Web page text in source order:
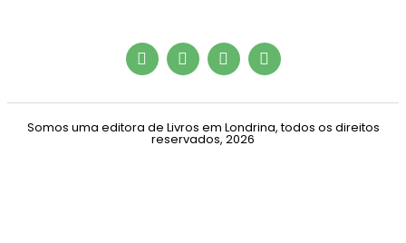
Somos uma editora de Livros em Londrina, todos os direitos
reservados, 2026